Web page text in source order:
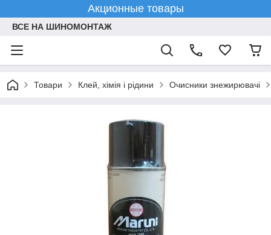
Акционные товары
ВСЕ НА ШИНОМОНТАЖ
Товари Клей, хімія і рідини Очисники знежирювачі